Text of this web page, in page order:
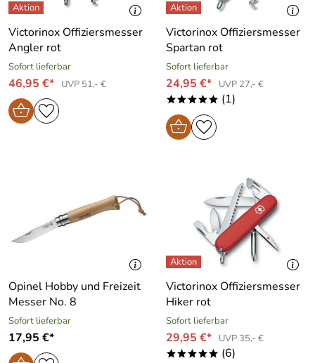
Victorinox Offiziersmesser
Angler rot
Sofort lieferbar
46,95 €* UVP 51,- €
Victorinox Offiziersmesser
Spartan rot
Sofort lieferbar
24,95 €* UVP 27,- €
***** (1)
Opinel Hobby und Freizeit
Messer No. 8
Sofort lieferbar
17,95 €*
Victorinox Offiziersmesser
Hiker rot
Sofort lieferbar
29,95 €* UVP 35,- €
***** (6)